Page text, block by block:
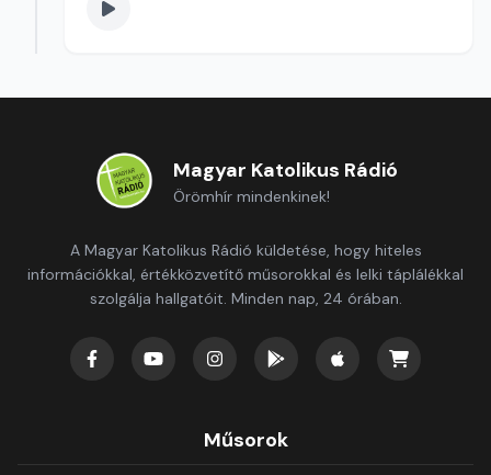
Magyar Katolikus Rádió
Örömhír mindenkinek!
A Magyar Katolikus Rádió küldetése, hogy hiteles
információkkal, értékközvetítő műsorokkal és lelki táplálékkal
szolgálja hallgatóit. Minden nap, 24 órában.
Műsorok